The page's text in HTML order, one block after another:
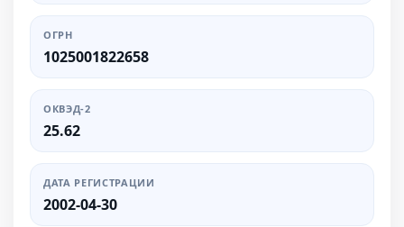
ОГРН
1025001822658
ОКВЭД-2
25.62
ДАТА РЕГИСТРАЦИИ
2002-04-30